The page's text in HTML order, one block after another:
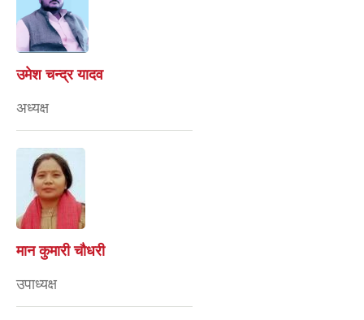
उमेश चन्द्र यादव
अध्यक्ष
मान कुमारी चौधरी
उपाध्यक्ष